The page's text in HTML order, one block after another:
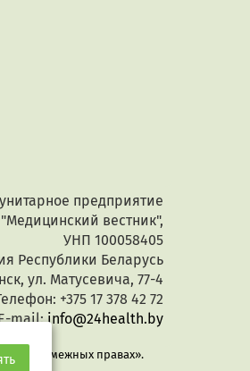
предприятие
вестник",
УНП 100058405
Республики Беларусь
ул. Матусевича, 77-4
+375 17 378 42 72
mail:info@24health.by
и смежных правах».